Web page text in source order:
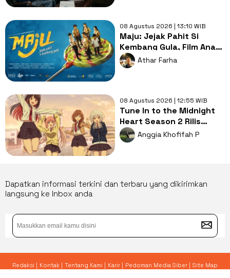
08 Agustus 2026 | 13:10 WIB
Maju: Jejak Pahit Si
Kembang Gula, Film Anak
Nggak Harus Kekanak-
kanakan
Athar Farha
08 Agustus 2026 | 12:55 WIB
Tune In to the Midnight
Heart Season 2 Rilis
2027, Hadirkan 2
Karakter Baru
Anggia Khofifah P
Dapatkan informasi terkini dan terbaru yang dikirimkan
langsung ke Inbox anda
Redaksi | Kontak | Tentang Kami | Karir | Pedoman Media Siber | Site Map